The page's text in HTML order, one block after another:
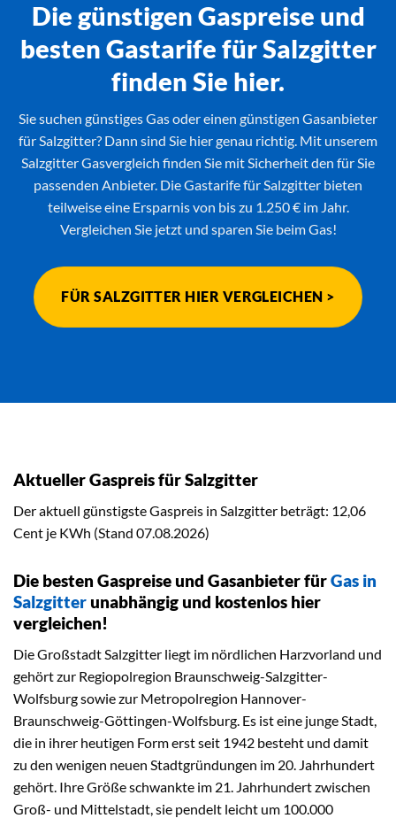
Die günstigen Gaspreise und
besten Gastarife für Salzgitter
finden Sie hier.
Sie suchen günstiges Gas oder einen günstigen Gasanbieter
für Salzgitter? Dann sind Sie hier genau richtig. Mit unserem
Salzgitter Gasvergleich finden Sie mit Sicherheit den für Sie
passenden Anbieter. Die Gastarife für Salzgitter bieten
teilweise eine Ersparnis von bis zu 1.250 € im Jahr.
Vergleichen Sie jetzt und sparen Sie beim Gas!
FÜR SALZGITTER HIER VERGLEICHEN >
Aktueller Gaspreis für Salzgitter
Der aktuell günstigste Gaspreis in Salzgitter beträgt: 12,06
Cent je KWh (Stand 07.08.2026)
Die besten Gaspreise und Gasanbieter fürGas in
Salzgitter unabhängig und kostenlos hier
vergleichen!
Die Großstadt Salzgitter liegt im nördlichen Harzvorland und
gehört zur Regiopolregion Braunschweig-Salzgitter-
Wolfsburg sowie zur Metropolregion Hannover-
Braunschweig-Göttingen-Wolfsburg. Es ist eine junge Stadt,
die in ihrer heutigen Form erst seit 1942 besteht und damit
zu den wenigen neuen Stadtgründungen im 20. Jahrhundert
gehört. Ihre Größe schwankte im 21. Jahrhundert zwischen
Groß- und Mittelstadt, sie pendelt leicht um 100.000